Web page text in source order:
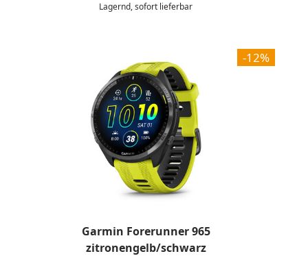
Lagernd, sofort lieferbar
-12%
Garmin Forerunner 965
zitronengelb/schwarz